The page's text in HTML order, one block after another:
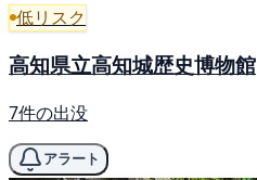
低リスク
高知県立高知城歴史博物館
7件の出没
アラート